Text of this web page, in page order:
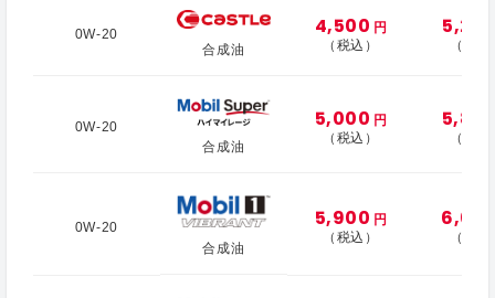
0W-20
合成油
4,500 円
（税込）
（税
0W-20
合成油
5,000 円
（税込）
（税
0W-20
合成油
5,900 円
（税込）
（税